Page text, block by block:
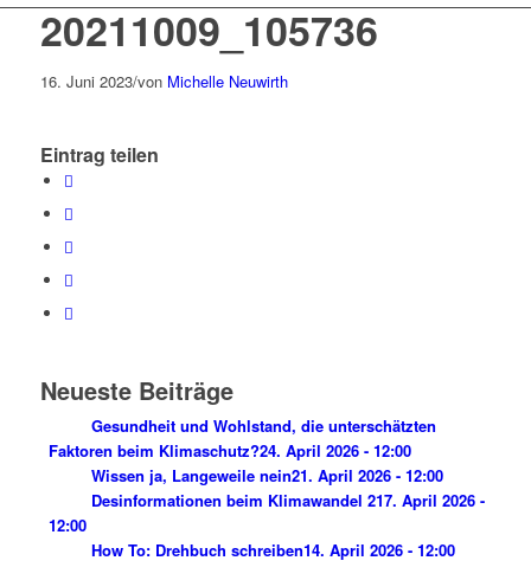
20211009_105736
16. Juni 2023/von Michelle Neuwirth
Eintrag teilen
Neueste Beiträge
Gesundheit und Wohlstand, die unterschätzten
Faktoren beim Klimaschutz?24. April 2026 - 12:00
Wissen ja, Langeweile nein21. April 2026 - 12:00
Desinformationen beim Klimawandel 217. April 2026 -
12:00
How To: Drehbuch schreiben14. April 2026 - 12:00